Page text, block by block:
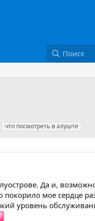
Поиск
что посмотреть в алуште
Да и,
покорило мое сердце
уровень